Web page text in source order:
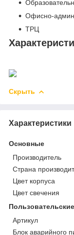
Офисно-
ТРЦ
Скрыть
Характеристики
Основные
Производитель
Страна
Цвет корпуса
Цвет свечения
Артикул
Блок аварийного